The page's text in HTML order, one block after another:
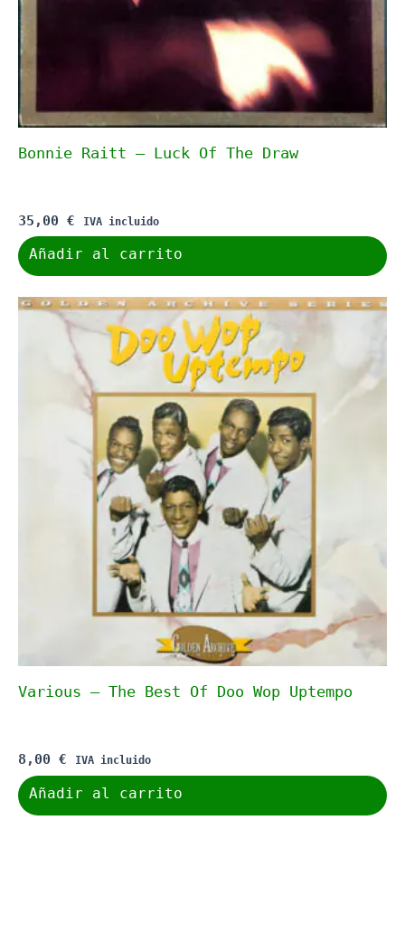
Bonnie Raitt – Luck Of The Draw
35,00 € IVA incluido
Añadir al carrito
Various – The Best Of Doo Wop Uptempo
8,00 € IVA incluido
Añadir al carrito